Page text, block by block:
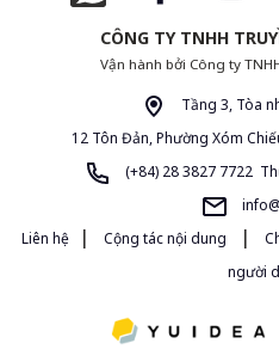
CÔNG TY TNHH
Vận hành bởi Công ty
Tầng 3, Tòa
12 Tôn Đản, Phường Xóm
(+84) 28 3827 7722
Liên hệ
| Cộng tác nội dung |
người